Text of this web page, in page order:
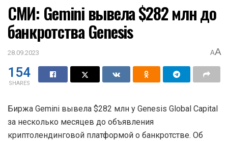
СМИ: Gemini вывела $282 млн до
банкротства Genesis
28.09.2023 AA
154
SHARES
Биржа Gemini вывела $282 млн у Genesis Global Capital
за несколько месяцев до объявления
криптолендинговой платформой о банкротстве. Об